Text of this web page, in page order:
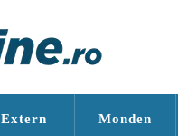
Extern Monden